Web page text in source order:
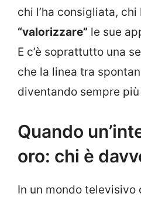
chi l’ha consigliata,
“valorizzare” le sue
E c’è soprattutto una
che la linea tra
diventando sempre
Quando
oro: chi è
In un mondo televisivo